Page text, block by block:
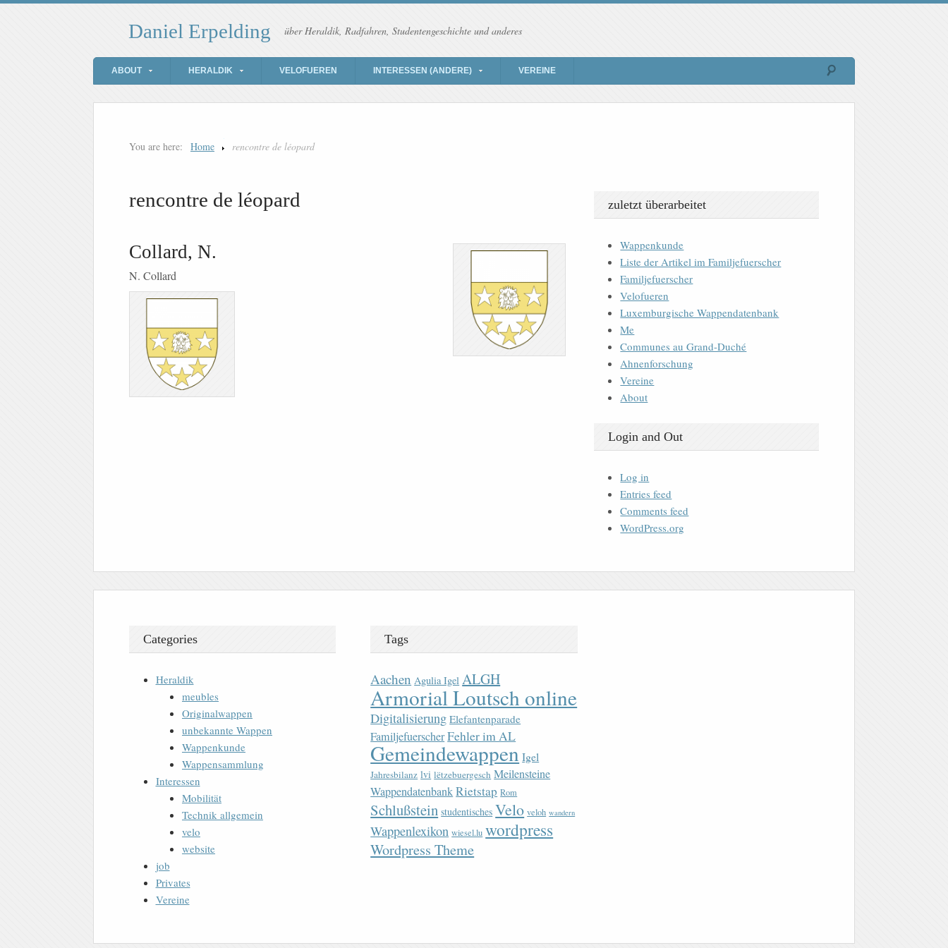
Daniel Erpelding über Heraldik, Radfahren, Studentengeschichte und anderes
ABOUT HERALDIK VELOFUEREN INTERESSEN (ANDERE) VEREINE
You are here: Home rencontre de léopard
rencontre de léopard
Collard, N.
N. Collard
zuletzt überarbeitet
Wappenkunde
Liste der Artikel im Familjefuerscher
Familjefuerscher
Velofueren
Luxemburgische Wappendatenbank
Me
Communes au Grand-Duché
Ahnenforschung
Vereine
About
Login and Out
Log in
Entries feed
Comments feed
WordPress.org
Categories
Heraldik
meubles
Originalwappen
unbekannte Wappen
Wappenkunde
Wappensammlung
Interessen
Mobilität
Technik allgemein
velo
website
job
Privates
Vereine
Tags
Aachen Agulia Igel ALGH
Armorial Loutsch online
Digitalisierung Elefantenparade
FamiljefuerscherFehler im AL
Gemeindewappen Igel
Jahresbilanz lvi lëtzebuergesch Meilensteine
WappendatenbankRietstap Rom
Schlußstein studentisches Velo veloh wandern
Wappenlexikon wiesel.lu wordpress
Wordpress Theme